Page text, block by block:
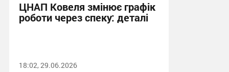
ЦНАП Ковеля змінює графік
роботи через спеку: деталі
18:02, 29.06.2026